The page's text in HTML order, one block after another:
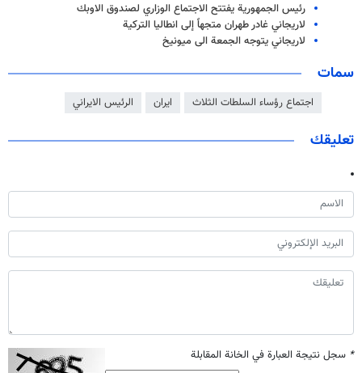
رئيس الجمهورية يفتتح الاجتماع الوزاري لصندوق الاوبك
لاريجاني غادر طهران متجهاً إلى انطاليا التركية
لاريجاني يتوجه الجمعة الى ميونيخ
سمات
اجتماع رؤساء السلطات الثلاث ايران الرئيس الايراني
تعليقك
* سجل نتيجة العبارة في الخانة المقابلة